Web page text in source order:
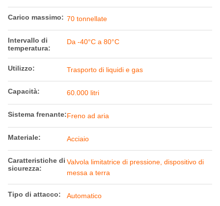
Carico massimo: 70 tonnellate
Intervallo di
temperatura:
Da -40°C a 80°C
Utilizzo: Trasporto di liquidi e gas
Capacità: 60.000 litri
Sistema frenante:Freno ad aria
Materiale: Acciaio
Caratteristiche di
sicurezza:
Valvola limitatrice di pressione, dispositivo di
messa a terra
Tipo di attacco: Automatico